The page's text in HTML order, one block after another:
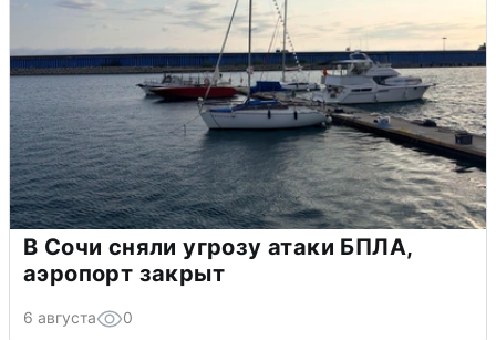
В Сочи сняли угрозу атаки БПЛА,
аэропорт закрыт
6 августа 0